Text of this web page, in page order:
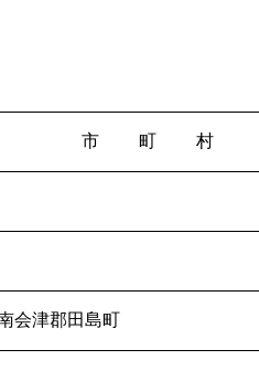
市 町 村
会津郡田島町